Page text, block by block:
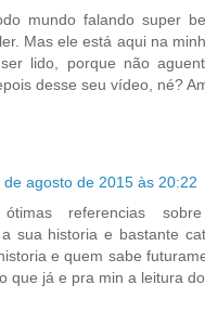
mundo falando super
Mas ele está aqui na
lido, porque não
desse seu vídeo, né?
de agosto de 2015 às 20:22
referencias
sua historia e bastante
e quem sabe
que já e pra min a leitura